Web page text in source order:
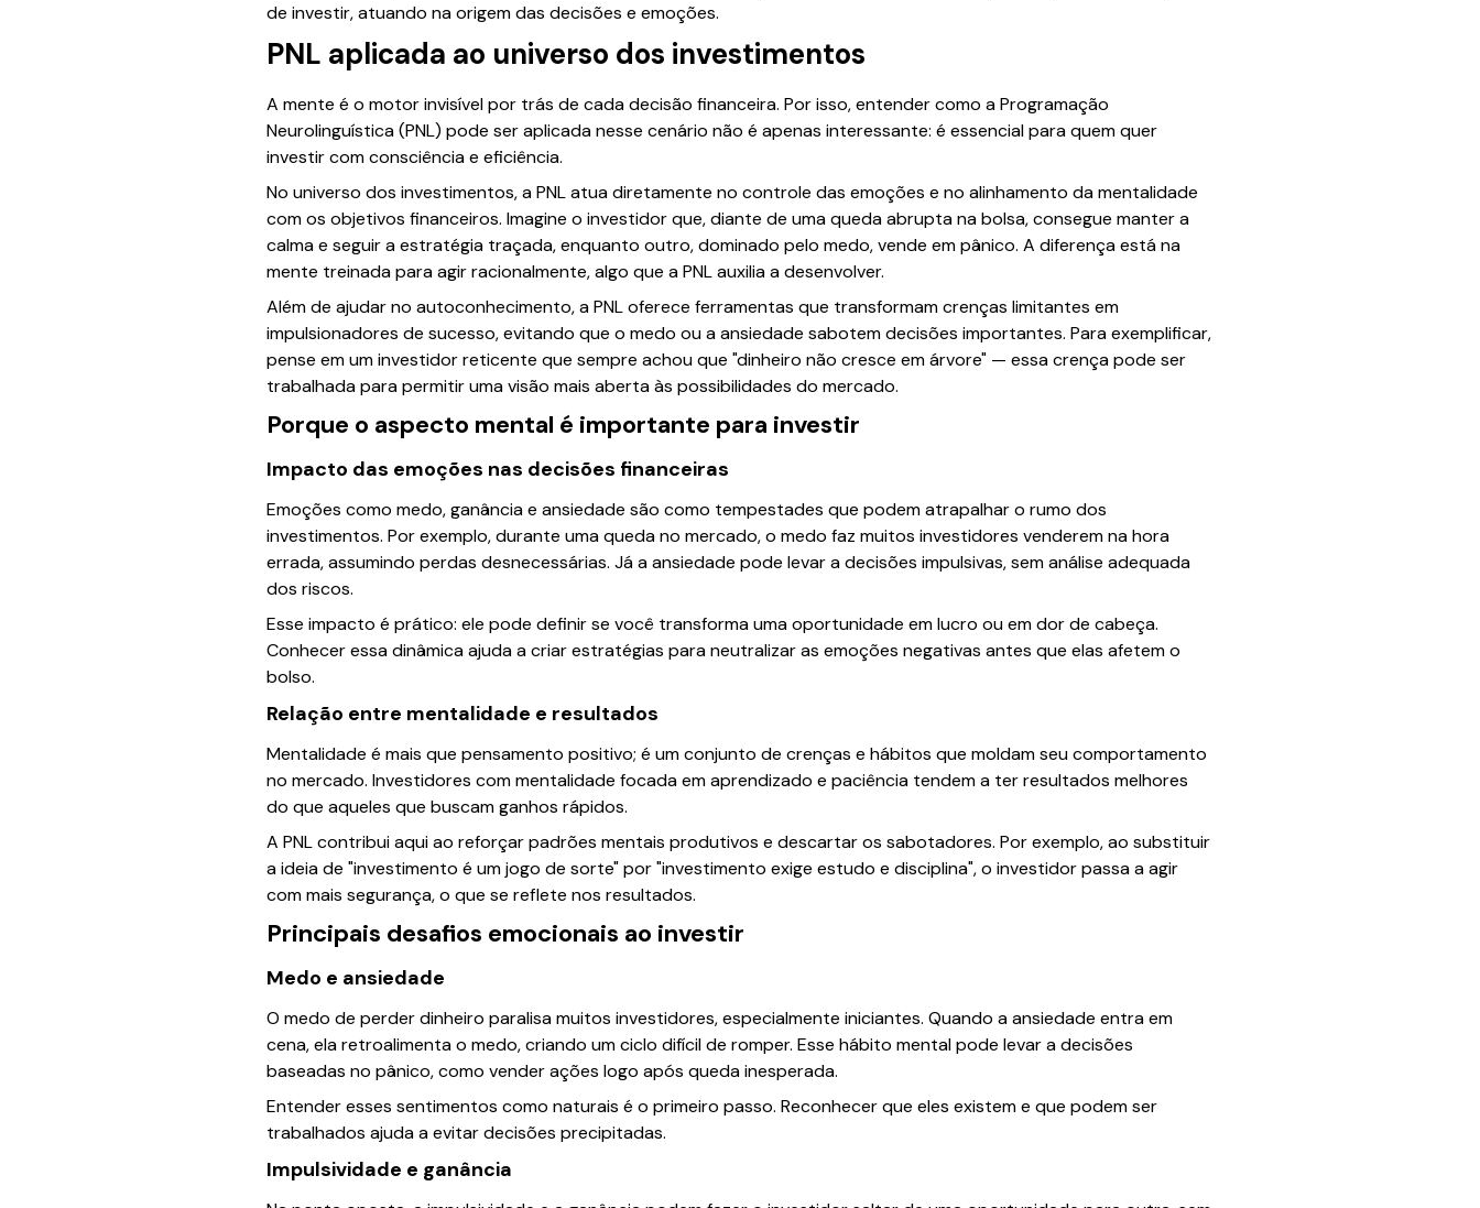
de investir, atuando na origem das decisões e emoções.
PNL aplicada ao universo dos investimentos
A mente é o motor invisível por trás de cada decisão financeira. Por isso, entender como a Programação
Neurolinguística (PNL) pode ser aplicada nesse cenário não é apenas interessante: é essencial para quem quer
investir com consciência e eficiência.
No universo dos investimentos, a PNL atua diretamente no controle das emoções e no alinhamento da mentalidade
com os objetivos financeiros. Imagine o investidor que, diante de uma queda abrupta na bolsa, consegue manter a
calma e seguir a estratégia traçada, enquanto outro, dominado pelo medo, vende em pânico. A diferença está na
mente treinada para agir racionalmente, algo que a PNL auxilia a desenvolver.
Além de ajudar no autoconhecimento, a PNL oferece ferramentas que transformam crenças limitantes em
impulsionadores de sucesso, evitando que o medo ou a ansiedade sabotem decisões importantes. Para exemplificar,
pense em um investidor reticente que sempre achou que "dinheiro não cresce em árvore" — essa crença pode ser
trabalhada para permitir uma visão mais aberta às possibilidades do mercado.
Porque o aspecto mental é importante para investir
Impacto das emoções nas decisões financeiras
Emoções como medo, ganância e ansiedade são como tempestades que podem atrapalhar o rumo dos
investimentos. Por exemplo, durante uma queda no mercado, o medo faz muitos investidores venderem na hora
errada, assumindo perdas desnecessárias. Já a ansiedade pode levar a decisões impulsivas, sem análise adequada
dos riscos.
Esse impacto é prático: ele pode definir se você transforma uma oportunidade em lucro ou em dor de cabeça.
Conhecer essa dinâmica ajuda a criar estratégias para neutralizar as emoções negativas antes que elas afetem o
bolso.
Relação entre mentalidade e resultados
Mentalidade é mais que pensamento positivo; é um conjunto de crenças e hábitos que moldam seu comportamento
no mercado. Investidores com mentalidade focada em aprendizado e paciência tendem a ter resultados melhores
do que aqueles que buscam ganhos rápidos.
A PNL contribui aqui ao reforçar padrões mentais produtivos e descartar os sabotadores. Por exemplo, ao substituir
a ideia de "investimento é um jogo de sorte" por "investimento exige estudo e disciplina", o investidor passa a agir
com mais segurança, o que se reflete nos resultados.
Principais desafios emocionais ao investir
Medo e ansiedade
O medo de perder dinheiro paralisa muitos investidores, especialmente iniciantes. Quando a ansiedade entra em
cena, ela retroalimenta o medo, criando um ciclo difícil de romper. Esse hábito mental pode levar a decisões
baseadas no pânico, como vender ações logo após queda inesperada.
Entender esses sentimentos como naturais é o primeiro passo. Reconhecer que eles existem e que podem ser
trabalhados ajuda a evitar decisões precipitadas.
Impulsividade e ganância